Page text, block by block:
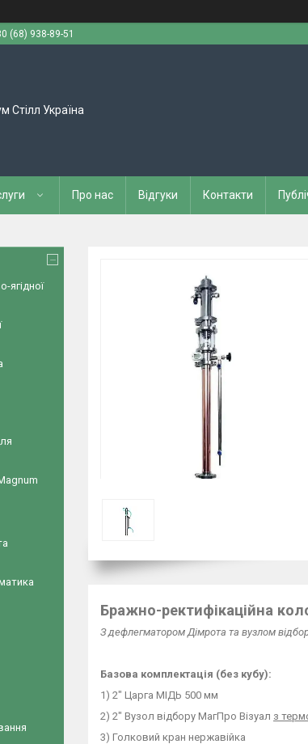
(68) 938-89-51
Стілл Україна
Про нас Відгуки Контакти
Бражно-ректифікаційна
З дефлегматором Дімрота та вузлом
Базова комплектація (без кубу):
1) 2" Царга МІДЬ 500 мм
2) 2" Вузол відбору МагПро Візуал з
3) Голковий кран нержавійка
ягідної